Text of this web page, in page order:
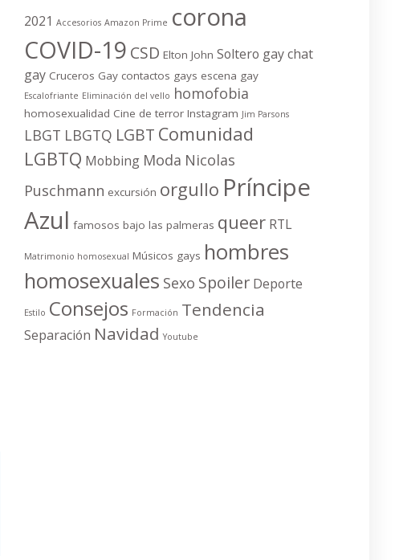
2021 Accesorios Amazon Prime corona
COVID-19 CSD Elton John Soltero gaychat
gay Cruceros Gay contactos gays escena gay
Escalofriante Eliminación del vello homofobia
homosexualidad Cine de terror Instagram Jim Parsons
LBGT LBGTQ LGBT Comunidad
LGBTQ Mobbing Moda Nicolas
Puschmann excursión orgullo Príncipe
Azul famosos bajo las palmeras queer RTL
Matrimonio homosexual Músicos gays hombres
homosexuales Sexo Spoiler Deporte
Estilo Consejos Formación Tendencia
Separación Navidad Youtube